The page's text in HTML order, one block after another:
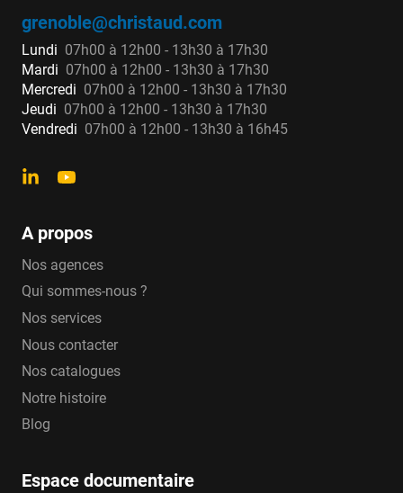
bouchons en laiton ou plastique avec pas
allant du 20/27 au 50/60
Clapets équerres avec purge, bouchon ou
bouchon avec raccord
Clapets anti-pollution classe
EA HUOT :
sans contrainte de position lors de
purge*purge, bouchon, bouchon-purge
allant du pas 20/27 au 50/60
Clapets anti-pollution classe
EA Sainte Lizaigne :
bouchon-purge
grenoble@christaud.com
Lundi 07h00 à 12h00 - 13h30 à 17h30
Mardi 07h00 à 12h00 - 13h30 à 17h30
Mercredi 07h00 à 12h00 - 13h30 à 17h30
Jeudi 07h00 à 12h00 - 13h30 à 17h30
Vendredi 07h00 à 12h00 - 13h30 à 16h45
A propos
Nos agences
Qui sommes-nous ?
Nos services
Nous contacter
Nos catalogues
Notre histoire
Blog
Espace documentaire